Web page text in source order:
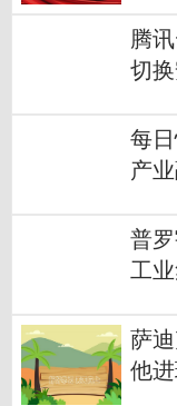
剧
腾
切
每
产
普
工
萨
他